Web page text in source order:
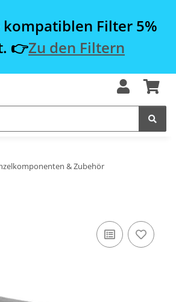
kompatiblen Filter 5%
👉Zu den Filtern
& Zubehör